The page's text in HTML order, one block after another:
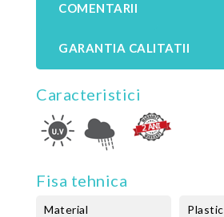
COMENTARII
GARANTIA CALITATII
Caracteristici
Fisa tehnica
Material Plastic